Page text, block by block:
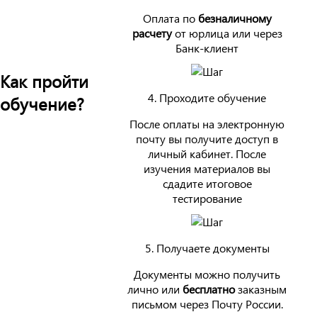
Как пройти
обучение?
Оплата по безналичному
расчетуот юрлица или через
Банк-клиент
4. Проходите обучение
После оплаты на электронную
почту вы получите доступ в
личный кабинет. После
изучения материалов вы
сдадите итоговое
тестирование
5. Получаете документы
Документы можно получить
лично или бесплатнозаказным
письмом через Почту России.